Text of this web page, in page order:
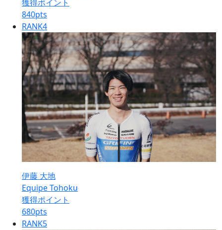
獲得ポイント
840pts
RANK4
伊藤 大地
Equipe Tohoku
獲得ポイント
680pts
RANK5